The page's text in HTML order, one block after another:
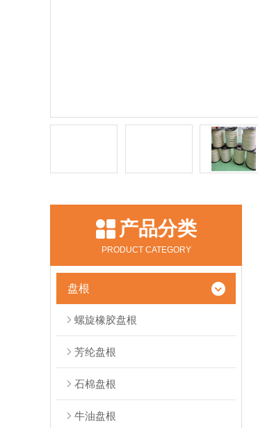
产品分类
PRODUCT CATEGORY
盘根
螺旋橡胶盘根
芳纶盘根
石棉盘根
牛油盘根